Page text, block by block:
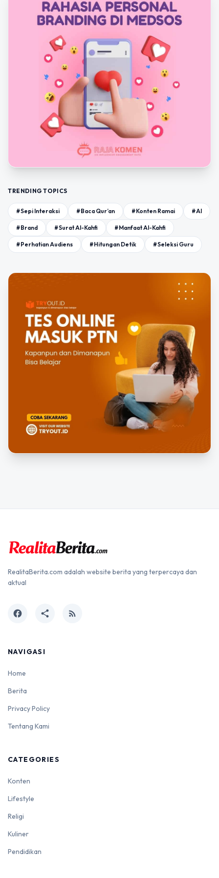
TRENDING TOPICS
#Sepi Interaksi #Baca Qur’an #Konten Ramai #AI
#Brand #Surat Al-Kahfi #Manfaat Al-Kahfi
#Perhatian Audiens #Hitungan Detik #Seleksi Guru
RealitaBerita.com adalah website berita yang terpercaya dan
aktual
facebook share rss_feed
NAVIGASI
Home
Berita
Privacy Policy
Tentang Kami
CATEGORIES
Konten
Lifestyle
Religi
Kuliner
Pendidikan